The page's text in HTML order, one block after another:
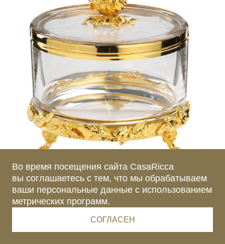
Во время посещения сайта CasaRicca
вы соглашаетесь с тем, что мы обрабатываем
ваши персональные данные с использованием
метрических программ.
СОГЛАСЕН